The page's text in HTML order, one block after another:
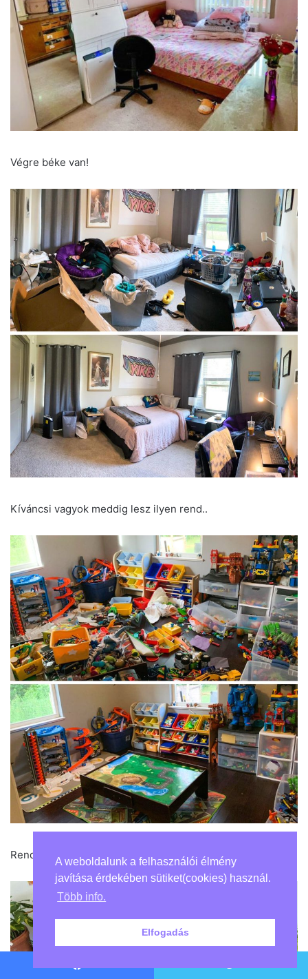
Végre béke van!
Kíváncsi vagyok meddig lesz ilyen rend..
Rendbe raktam a munkaasztalomat!
A weboldalunk a felhasználói élmény
javítása érdekében sütiket(cookies) használ.
Több info.
Elfogadás